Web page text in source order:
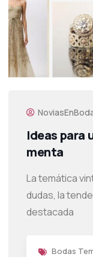
Ideas para
menta
La temática
dudas, la
destacada
Bodas